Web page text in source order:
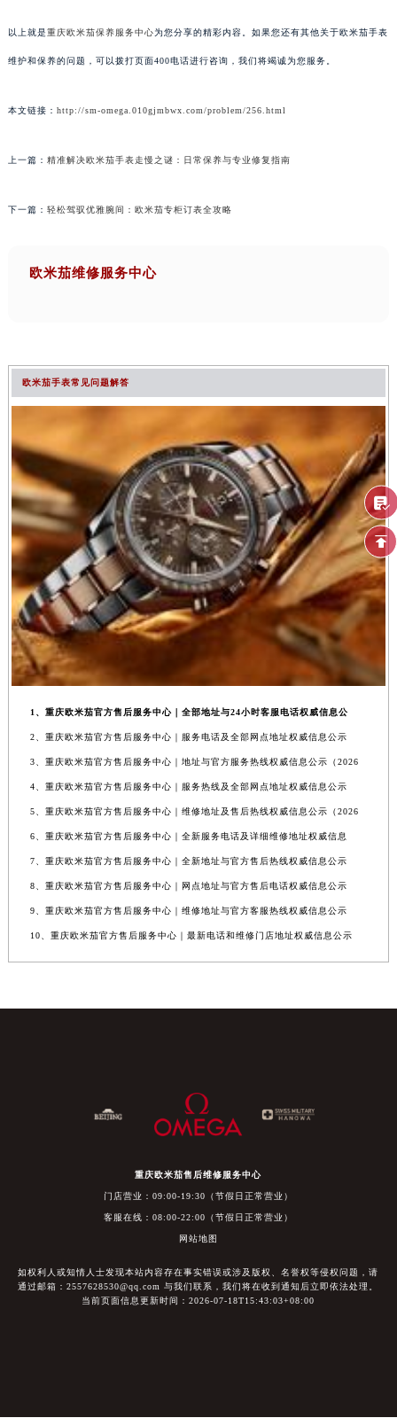
以上就是重庆欧米茄保养服务中心为您分享的精彩内容。如果您还有其他关于欧米茄手表
维护和保养的问题，可以拨打页面400电话进行咨询，我们将竭诚为您服务。
本文链接： http://sm-omega.010gjmbwx.com/problem/256.html
上一篇： 精准解决欧米茄手表走慢之谜：日常保养与专业修复指南
下一篇： 轻松驾驭优雅腕间：欧米茄专柜订表全攻略
欧米茄维修服务中心
欧米茄手表常见问题解答
1、重庆欧米茄官方售后服务中心｜全部地址与24小时客服电话权威信息公
2、重庆欧米茄官方售后服务中心｜服务电话及全部网点地址权威信息公示
3、重庆欧米茄官方售后服务中心｜地址与官方服务热线权威信息公示（2026
4、重庆欧米茄官方售后服务中心｜服务热线及全部网点地址权威信息公示
5、重庆欧米茄官方售后服务中心｜维修地址及售后热线权威信息公示（2026
6、重庆欧米茄官方售后服务中心｜全新服务电话及详细维修地址权威信息
7、重庆欧米茄官方售后服务中心｜全新地址与官方售后热线权威信息公示
8、重庆欧米茄官方售后服务中心｜网点地址与官方售后电话权威信息公示
9、重庆欧米茄官方售后服务中心｜维修地址与官方客服热线权威信息公示
10、重庆欧米茄官方售后服务中心｜最新电话和维修门店地址权威信息公示
重庆欧米茄售后维修服务中心
门店营业：09:00-19:30（节假日正常营业）
客服在线：08:00-22:00（节假日正常营业）
网站地图
如权利人或知情人士发现本站内容存在事实错误或涉及版权、名誉权等侵权问题，请
通过邮箱：2557628530@qq.com 与我们联系，我们将在收到通知后立即依法处理。
当前页面信息更新时间：2026-07-18T15:43:03+08:00